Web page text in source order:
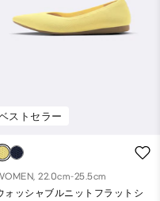
ストセラー
22.0cm-25.5cm
ォッシャブルニットフラットシ